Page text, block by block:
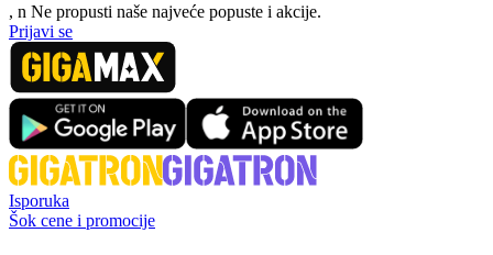
, n Ne propusti naše najveće popuste i akcije.
Prijavi se
Isporuka
Šok cene i promocije